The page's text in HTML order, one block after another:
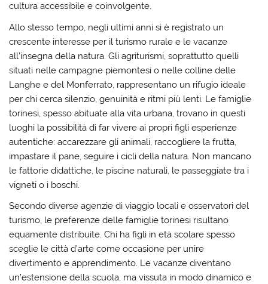
cultura accessibile e coinvolgente.
Allo stesso tempo, negli ultimi anni si è registrato un
crescente interesse per il turismo rurale e le vacanze
all’insegna della natura. Gli agriturismi, soprattutto quelli
situati nelle campagne piemontesi o nelle colline delle
Langhe e del Monferrato, rappresentano un rifugio ideale
per chi cerca silenzio, genuinità e ritmi più lenti. Le famiglie
torinesi, spesso abituate alla vita urbana, trovano in questi
luoghi la possibilità di far vivere ai propri figli esperienze
autentiche: accarezzare gli animali, raccogliere la frutta,
impastare il pane, seguire i cicli della natura. Non mancano
le fattorie didattiche, le piscine naturali, le passeggiate tra i
vigneti o i boschi.
Secondo diverse agenzie di viaggio locali e osservatori del
turismo, le preferenze delle famiglie torinesi risultano
equamente distribuite. Chi ha figli in età scolare spesso
sceglie le città d’arte come occasione per unire
divertimento e apprendimento. Le vacanze diventano
un’estensione della scuola, ma vissuta in modo dinamico e